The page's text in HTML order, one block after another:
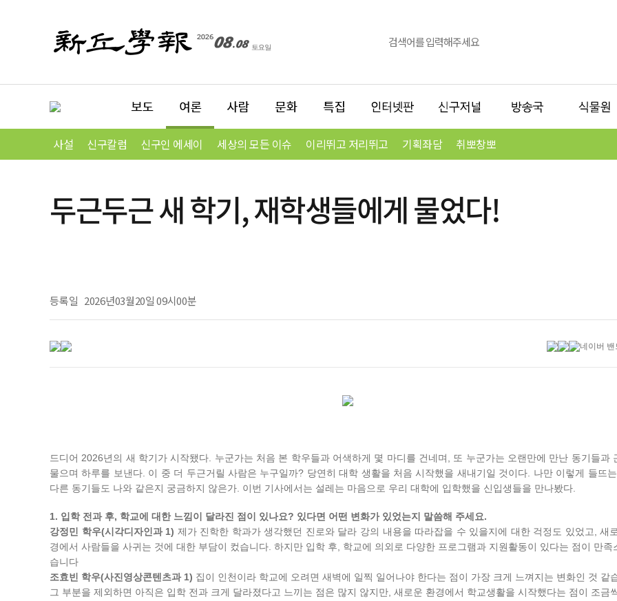
사설 신구칼럼 신구인 에세이 세상의 모든 이슈 이리뛰고 저리뛰고 기획좌담 취뽀창뽀
두근두근 새 학기, 재학생들에게 물었다!
등록일 2026년03월20일 09시00분
드디어 2026년의 새 학기가 시작됐다. 누군가는 처음 본 학우들과 어색하게 몇 마디를 건네며, 또 누군가는 오랜만에 만난 동기들과
물으며 하루를 보낸다. 이 중 더 두근거릴 사람은 누구일까? 당연히 대학 생활을 처음 시작했을 새내기일 것이다. 나만 이렇게 들뜨는
다른 동기들도 나와 같은지 궁금하지 않은가. 이번 기사에서는 설레는 마음으로 우리 대학에 입학했을 신입생들을 만나봤다.
1. 입학 전과 후, 학교에 대한 느낌이 달라진 점이 있나요? 있다면 어떤 변화가 있었는지 말씀해 주세요.
강정민 학우(시각디자인과 1) 제가 진학한 학과가 생각했던 진로와 달라 강의 내용을 따라잡을 수 있을지에 대한 걱정도 있었고, 새
경에서 사람들을 사귀는 것에 대한 부담이 컸습니다. 하지만 입학 후, 학교에 의외로 다양한 프로그램과 지원활동이 있다는 점이 만족
습니다
조효빈 학우(사진영상콘텐츠과 1) 집이 인천이라 학교에 오려면 새벽에 일찍 일어나야 한다는 점이 가장 크게 느껴지는 변화인 것 같
그 부분을 제외하면 아직은 입학 전과 크게 달라졌다고 느끼는 점은 많지 않지만, 새로운 환경에서 학교생활을 시작했다는 점이 조금